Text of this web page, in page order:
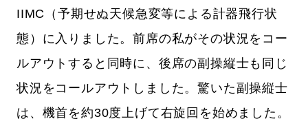
IIMC（予期せぬ天候急変等による計器飛行状
態）に入りました。前席の私がその状況をコー
ルアウトすると同時に、後席の副操縦士も同じ
状況をコールアウトしました。驚いた副操縦士
は、機首を約30度上げて右旋回を始めました。